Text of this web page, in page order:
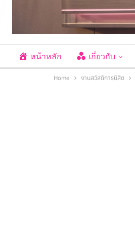
หน้าหลัก เกี่ยวกับ
Home งานสวัสดิการนิสิต